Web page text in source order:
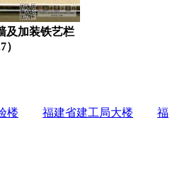
及加装铁艺栏
楼 福建省建工局大楼
福